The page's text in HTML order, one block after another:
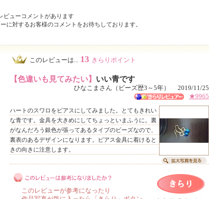
ビューコメントがあります
に対するお客様のコメントをお待ちしております。
このレビューは... 13 きらりポイント
【色違いも見てみたい】 いい青です
ひなこまさん（ビーズ歴3～5年） 2019/11/25
★9965
ハートのスワロをピアスにしてみました。とてもきれい
な青です。金具を大きめにしてちょっといまふうに。裏
がなんだろう銀色が張ってあるタイプのビーズなので、
裏表のあるデザインになります。ピアス金具に着けると
きの向きに注意します。
このレビューが参考になったり